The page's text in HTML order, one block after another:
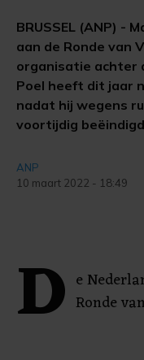
BRUSSEL (ANP) -
aan de Ronde van
organisatie achter
Poel heeft dit jaar
nadat hij wegens
voortijdig
ANP
10 maart 2022 - 18:49
D e
Ronde